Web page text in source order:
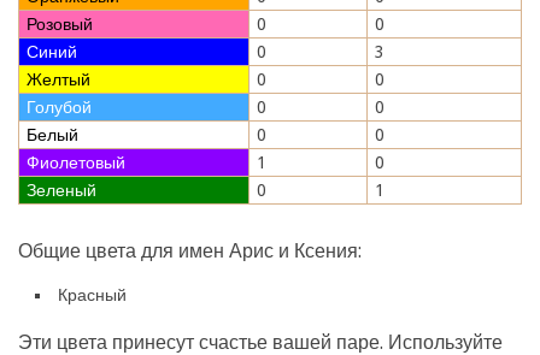
Розовый
0
0
Синий
0
3
Желтый
0
0
Голубой
0
0
Белый
0
0
Фиолетовый
1
0
Зеленый
0 1
Общие цвета для имен Арис и Ксения:
Красный
Эти цвета принесут счастье вашей паре. Используйте